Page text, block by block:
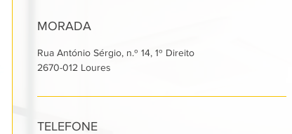
MORADA
Rua António Sérgio, n.º 14, 1º Direito
2670-012 Loures
TELEFONE